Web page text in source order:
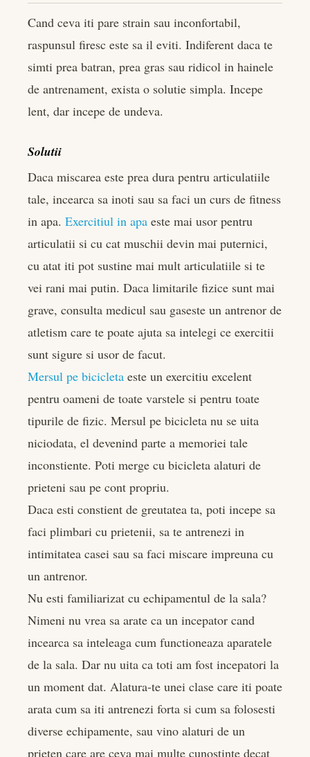
Cand ceva iti pare strain sau inconfortabil,
raspunsul firesc este sa il eviti. Indiferent daca te
simti prea batran, prea gras sau ridicol in hainele
de antrenament, exista o solutie simpla. Incepe
lent, dar incepe de undeva.
Solutii
Daca miscarea este prea dura pentru articulatiile
tale, incearca sa inoti sau sa faci un curs de fitness
in apa. Exercitiul in apa este mai usor pentru
articulatii si cu cat muschii devin mai puternici,
cu atat iti pot sustine mai mult articulatiile si te
vei rani mai putin. Daca limitarile fizice sunt mai
grave, consulta medicul sau gaseste un antrenor de
atletism care te poate ajuta sa intelegi ce exercitii
sunt sigure si usor de facut.
Mersul pe bicicleta este un exercitiu excelent
pentru oameni de toate varstele si pentru toate
tipurile de fizic. Mersul pe bicicleta nu se uita
niciodata, el devenind parte a memoriei tale
inconstiente. Poti merge cu bicicleta alaturi de
prieteni sau pe cont propriu.
Daca esti constient de greutatea ta, poti incepe sa
faci plimbari cu prietenii, sa te antrenezi in
intimitatea casei sau sa faci miscare impreuna cu
un antrenor.
Nu esti familiarizat cu echipamentul de la sala?
Nimeni nu vrea sa arate ca un incepator cand
incearca sa inteleaga cum functioneaza aparatele
de la sala. Dar nu uita ca toti am fost incepatori la
un moment dat. Alatura-te unei clase care iti poate
arata cum sa iti antrenezi forta si cum sa folosesti
diverse echipamente, sau vino alaturi de un
prieten care are ceva mai multe cunostinte decat